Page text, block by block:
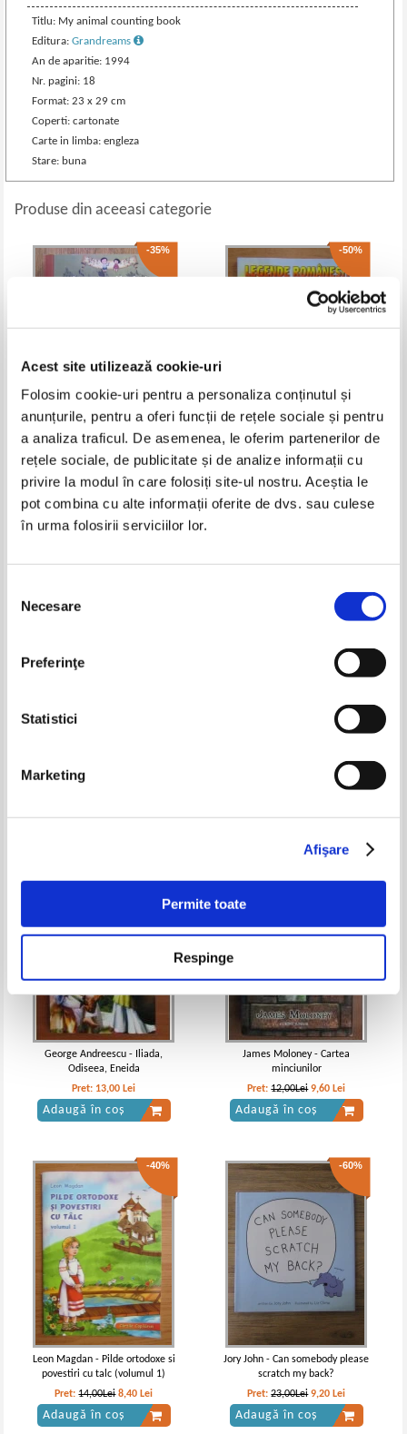
Acest site utilizează cookie-uri
Folosim cookie-uri pentru a personaliza conținutul și
anunțurile, pentru a oferi funcții de rețele sociale și pentru
a analiza traficul. De asemenea, le oferim partenerilor de
rețele sociale, de publicitate și de analize informații cu
privire la modul în care folosiți site-ul nostru. Aceștia le
pot combina cu alte informații oferite de dvs. sau culese
în urma folosirii serviciilor lor.
consimțământului
Necesare
Preferinţe
Statistici
Marketing
Afişare
Permite toate
Respinge
Titlu: My animal counting book
Editura:Grandreams
An de aparitie: 1994
Nr. pagini: 18
Format: 23 x 29 cm
Coperti: cartonate
Carte in limba: engleza
Stare: buna
Produse din aceeasi categorie
-35%
Howard Pyle - Aventurile lui
Robin Hood
Pret: 12,00Lei 7,80 Lei
Adaugă în coș
-50%
Legende romanesti despre flori
Pret:16,00Lei 8,00 Lei
Adaugă în coș
Pret:12,00Lei Lei
George Andreescu - Iliada,
Odiseea, Eneida
Pret: 13,00 Lei
Adaugă în coș
James Moloney - Cartea
minciunilor
Pret:12,00Lei 9,60 Lei
Adaugă în coș
-40%
Leon Magdan - Pilde ortodoxe si
povestiri cu talc (volumul 1)
Pret:14,00Lei 8,40 Lei
Adaugă în coș
-60%
Jory John - Can somebody please
scratch my back?
Pret:23,00Lei 9,20 Lei
Adaugă în coș